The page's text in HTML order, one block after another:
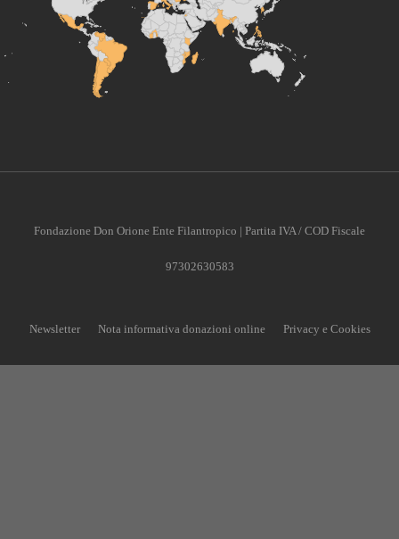
Fondazione Don Orione Ente Filantropico | Partita IVA / COD Fiscale
97302630583
Newsletter Nota informativa donazioni online Privacy e Cookies